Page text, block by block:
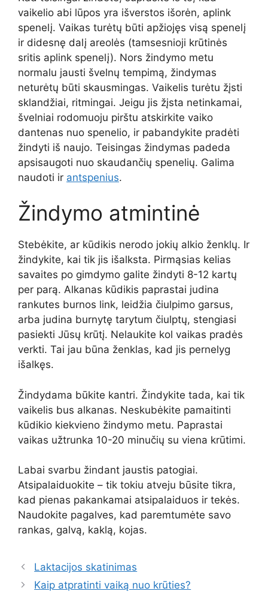
vaikelio abi lūpos yra išverstos išorėn, aplink
spenelį. Vaikas turėtų būti apžiojęs visą spenelį
ir didesnę dalį areolės (tamsesnioji krūtinės
sritis aplink spenelį). Nors žindymo metu
normalu jausti švelnų tempimą, žindymas
neturėtų būti skausmingas. Vaikelis turėtu žįsti
sklandžiai, ritmingai. Jeigu jis žįsta netinkamai,
švelniai rodomuoju pirštu atskirkite vaiko
dantenas nuo spenelio, ir pabandykite pradėti
žindyti iš naujo. Teisingas žindymas padeda
apsisaugoti nuo skaudančių spenelių. Galima
naudoti ir antspenius.
Žindymo atmintinė
Stebėkite, ar kūdikis nerodo jokių alkio ženklų. Ir
žindykite, kai tik jis išalksta. Pirmąsias kelias
savaites po gimdymo galite žindyti 8-12 kartų
per parą. Alkanas kūdikis paprastai judina
rankutes burnos link, leidžia čiulpimo garsus,
arba judina burnytę tarytum čiulptų, stengiasi
pasiekti Jūsų krūtį. Nelaukite kol vaikas pradės
verkti. Tai jau būna ženklas, kad jis pernelyg
išalkęs.
Žindydama būkite kantri. Žindykite tada, kai tik
vaikelis bus alkanas. Neskubėkite pamaitinti
kūdikio kiekvieno žindymo metu. Paprastai
vaikas užtrunka 10-20 minučių su viena krūtimi.
Labai svarbu žindant jaustis patogiai.
Atsipalaiduokite – tik tokiu atveju būsite tikra,
kad pienas pakankamai atsipalaiduos ir tekės.
Naudokite pagalves, kad paremtumėte savo
rankas, galvą, kaklą, kojas.
Laktacijos skatinimas
Kaip atpratinti vaiką nuo krūties?